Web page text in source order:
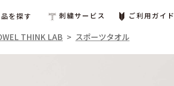
を探す 刺繍サービス ご利用ガイド
THINK LAB > スポーツタオル